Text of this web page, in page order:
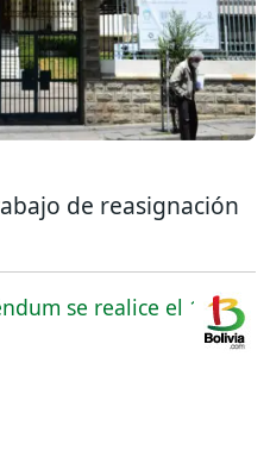
de reasignación